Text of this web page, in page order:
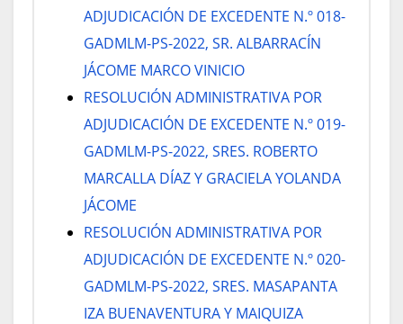
ADJUDICACIÓN DE EXCEDENTE N.º 018-
GADMLM-PS-2022, SR. ALBARRACÍN
JÁCOME MARCO VINICIO
RESOLUCIÓN ADMINISTRATIVA POR
ADJUDICACIÓN DE EXCEDENTE N.º 019-
GADMLM-PS-2022, SRES. ROBERTO
MARCALLA DÍAZ Y GRACIELA YOLANDA
JÁCOME
RESOLUCIÓN ADMINISTRATIVA POR
ADJUDICACIÓN DE EXCEDENTE N.º 020-
GADMLM-PS-2022, SRES. MASAPANTA
IZA BUENAVENTURA Y MAIQUIZA